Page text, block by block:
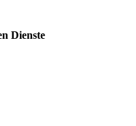
Dienste